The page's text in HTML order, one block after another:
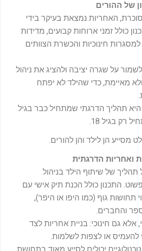
של ההורים
האחריות נמצאת בעיקר בידי
כולל זמני ארוחות קבועים, מדידות
חינוכיות והכשרת הצוותים
על שגרה יציבה ולהציג את ניהול
מאיימת, כדי שהילד לא יפתח
תהליך הדרגתי שמתחיל כבר בגיל
רק בגיל 18.
מסייע הן לילד והן להורים.
ואחריות הדרגתית
של שיתוף הילד בניהול
התכנון כולל הכנת תיק אישי עם
תחושות גוף (כמו היפו או היפר),
והחברים.
אלא גם חינוכי: בניית אחריות לצד
או לצפות לשלמות.